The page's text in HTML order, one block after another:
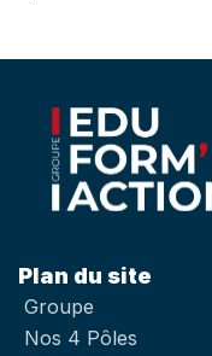
Plan du site
Groupe
Nos 4 Pôles